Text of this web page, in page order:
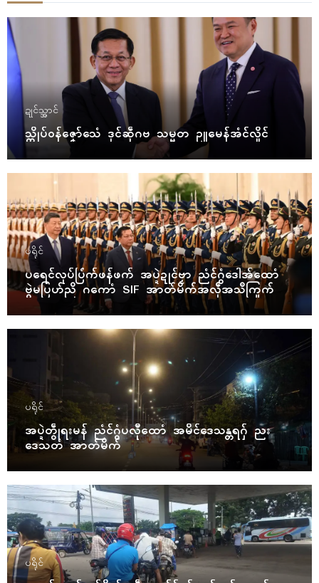
ဍုၚ်သ္အာၚ်
သ္ကိုပ်ဝန်ဇၞော်သေံ ဒုၚ်ဆဵုဂဗ သမ္မတ ဥူမေန်အံၚ်လှိုၚ်
ပရိုၚ်
ပရေၚ်လုပ်ပြံက်ဖန်ဖက် အပ္ဍဲဍုၚ်ဗၟာ ညံၚ်ဂွံဒေါအ်ထောံ
ဗွဲမပြဟ်ညိ ဂကောံ SIF အာတ်မိက်အလဵုအသဳကြုက်
ပရိုၚ်
အပ္ဍဲတွဵုရးမန် ညံၚ်ဂွံပလီုထောံ အမိၚ်ဒေသန္တရဂှ် ညး
ဒေသတံ အာတ်မိက်
ပရိုၚ်